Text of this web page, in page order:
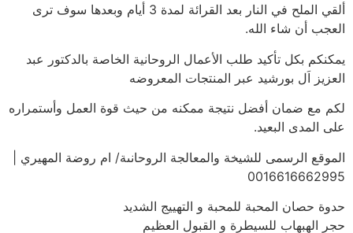
ألقي الملح في النار بعد القرائة لمدة 3 أيام وبعدها سوف ترى
العجب أن شاء الله.
يمكنكم بكل تأكيد طلب الأعمال الروحانية الخاصة بالدكتور عبد
العزيز اَل بورشيد عبر المنتجات المعروضه
لكم مع ضمان أفضل نتيجة ممكنه من حيث قوة العمل وأستمراره
على المدى البعيد.
الموقع الرسمى للشيخة والمعالجة الروحانىة/ ام روضة المهيري |
0016616662995
حدوة حصان المحبة للمحبة و التهييج الشديد
حجر الهبهاب للسيطرة و القبول العظيم